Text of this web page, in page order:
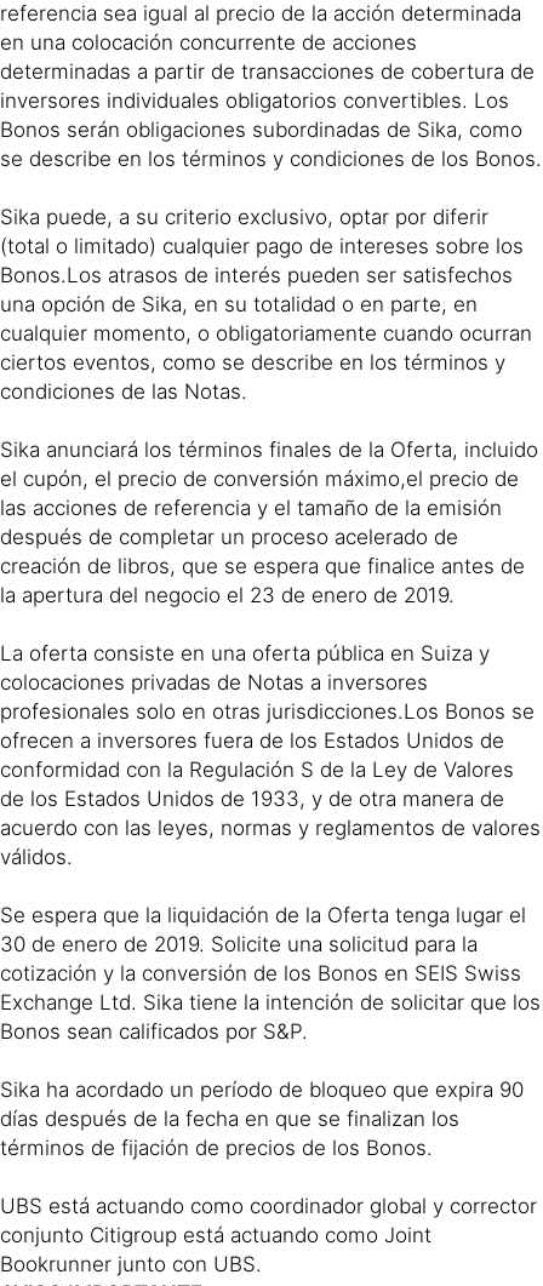
referencia sea igual al precio de la acción determinada
en una colocación concurrente de acciones
determinadas a partir de transacciones de cobertura de
inversores individuales obligatorios convertibles. Los
Bonos serán obligaciones subordinadas de Sika, como
se describe en los términos y condiciones de los Bonos.
Sika puede, a su criterio exclusivo, optar por diferir
(total o limitado) cualquier pago de intereses sobre los
Bonos.Los atrasos de interés pueden ser satisfechos
una opción de Sika, en su totalidad o en parte, en
cualquier momento, o obligatoriamente cuando ocurran
ciertos eventos, como se describe en los términos y
condiciones de las Notas.
Sika anunciará los términos finales de la Oferta, incluido
el cupón, el precio de conversión máximo,el precio de
las acciones de referencia y el tamaño de la emisión
después de completar un proceso acelerado de
creación de libros, que se espera que finalice antes de
la apertura del negocio el 23 de enero de 2019.
La oferta consiste en una oferta pública en Suiza y
colocaciones privadas de Notas a inversores
profesionales solo en otras jurisdicciones.Los Bonos se
ofrecen a inversores fuera de los Estados Unidos de
conformidad con la Regulación S de la Ley de Valores
de los Estados Unidos de 1933, y de otra manera de
acuerdo con las leyes, normas y reglamentos de valores
válidos.
Se espera que la liquidación de la Oferta tenga lugar el
30 de enero de 2019. Solicite una solicitud para la
cotización y la conversión de los Bonos en SEIS Swiss
Exchange Ltd. Sika tiene la intención de solicitar que los
Bonos sean calificados por S&P.
Sika ha acordado un período de bloqueo que expira 90
días después de la fecha en que se finalizan los
términos de fijación de precios de los Bonos.
UBS está actuando como coordinador global y corrector
conjunto Citigroup está actuando como Joint
Bookrunner junto con UBS.